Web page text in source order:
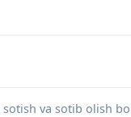
va sotib olish